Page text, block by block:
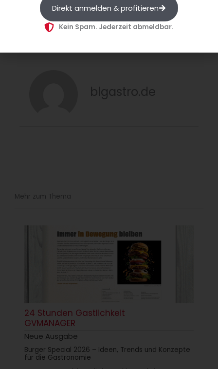
Entspannung und Fitness.
blgastro.de
Mehr zum Thema
24 Stunden Gastlichkeit
GVMANAGER
Neue Ausgabe
Burger Special 2026 – Ideen, Trends und Konzepte
für die Gastronomie
Direkt anmelden & profitieren
Kein Spam. Jederzeit abmeldbar.